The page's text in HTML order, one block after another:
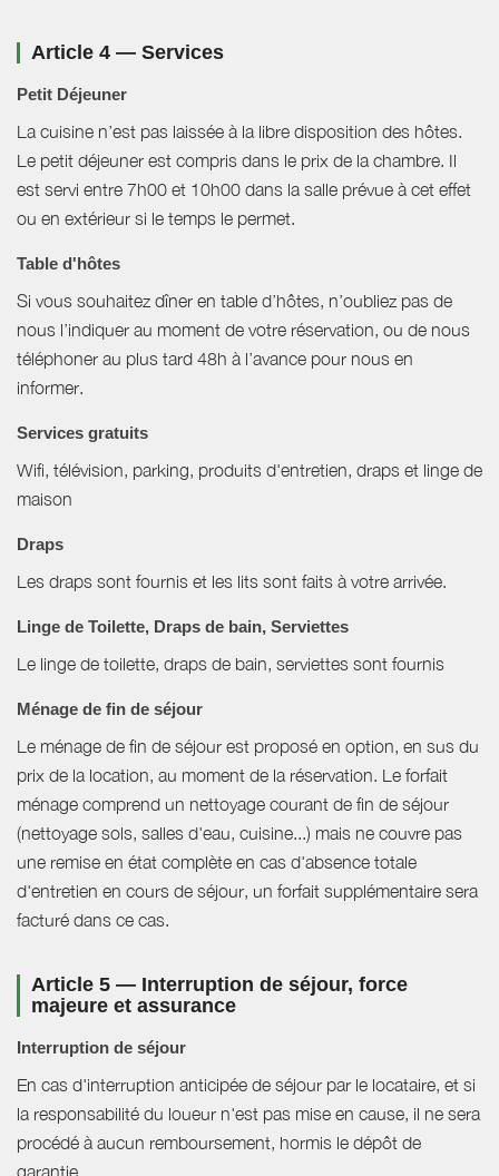
Article 4 — Services
Petit Déjeuner
La cuisine n’est pas laissée à la libre disposition des hôtes.
Le petit déjeuner est compris dans le prix de la chambre. Il
est servi entre 7h00 et 10h00 dans la salle prévue à cet effet
ou en extérieur si le temps le permet.
Table d'hôtes
Si vous souhaitez dîner en table d’hôtes, n’oubliez pas de
nous l’indiquer au moment de votre réservation, ou de nous
téléphoner au plus tard 48h à l’avance pour nous en
informer.
Services gratuits
Wifi, télévision, parking, produits d'entretien, draps et linge de
maison
Draps
Les draps sont fournis et les lits sont faits à votre arrivée.
Linge de Toilette, Draps de bain, Serviettes
Le linge de toilette, draps de bain, serviettes sont fournis
Ménage de fin de séjour
Le ménage de fin de séjour est proposé en option, en sus du
prix de la location, au moment de la réservation. Le forfait
ménage comprend un nettoyage courant de fin de séjour
(nettoyage sols, salles d'eau, cuisine...) mais ne couvre pas
une remise en état complète en cas d'absence totale
d'entretien en cours de séjour, un forfait supplémentaire sera
facturé dans ce cas.
Article 5 — Interruption de séjour, force
majeure et assurance
Interruption de séjour
En cas d'interruption anticipée de séjour par le locataire, et si
la responsabilité du loueur n'est pas mise en cause, il ne sera
procédé à aucun remboursement, hormis le dépôt de
garantie.